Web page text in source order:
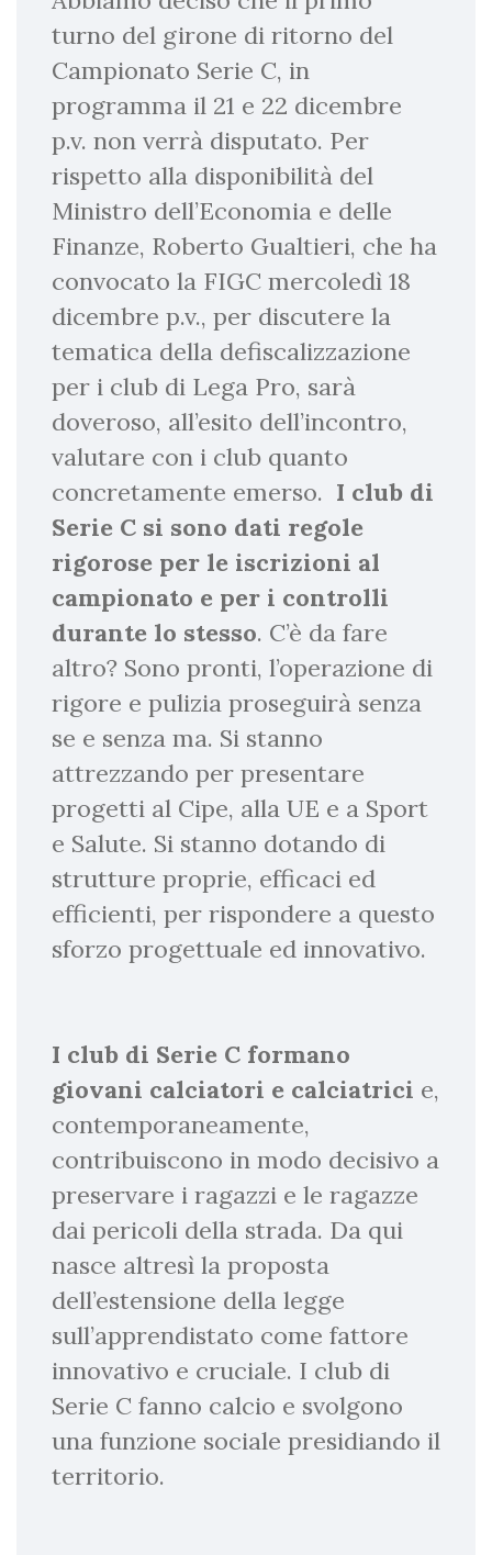
turno del girone di ritorno del
Campionato Serie C, in
programma il 21 e 22 dicembre
p.v. non verrà disputato. Per
rispetto alla disponibilità del
Ministro dell’Economia e delle
Finanze, Roberto Gualtieri, che ha
convocato la FIGC mercoledì 18
dicembre p.v., per discutere la
tematica della defiscalizzazione
per i club di Lega Pro, sarà
doveroso, all’esito dell’incontro,
valutare con i club quanto
concretamente emerso. I club di
Serie C si sono dati regole
rigorose per le iscrizioni al
campionato e per i controlli
durante lo stesso. C’è da fare
altro? Sono pronti, l’operazione di
rigore e pulizia proseguirà senza
se e senza ma. Si stanno
attrezzando per presentare
progetti al Cipe, alla UE e a Sport
e Salute. Si stanno dotando di
strutture proprie, efficaci ed
efficienti, per rispondere a questo
sforzo progettuale ed innovativo.
I club di Serie C formano
giovani calciatori e calciatrici e,
contemporaneamente,
contribuiscono in modo decisivo a
preservare i ragazzi e le ragazze
dai pericoli della strada. Da qui
nasce altresì la proposta
dell’estensione della legge
sull’apprendistato come fattore
innovativo e cruciale. I club di
Serie C fanno calcio e svolgono
una funzione sociale presidiando il
territorio.